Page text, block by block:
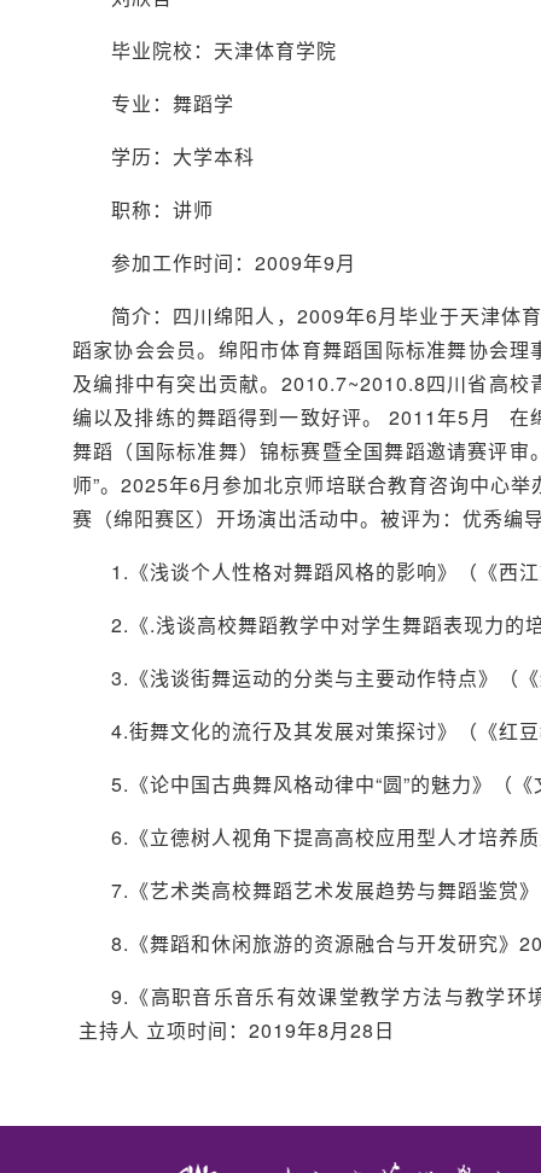
毕业院校：天津体育学院
专业：舞蹈学
学历：大学本科
职称：讲师
参加工作时间：2009年9月
简介：四川绵阳人，2009年6月毕业于天津体
蹈家协会会员。绵阳市体育舞蹈国际标准舞协会
及编排中有突出贡献。2010.7~2010.8四川省高
编以及排练的舞蹈得到一致好评。 2011年5月 在
舞蹈（国际标准舞）锦标赛暨全国舞蹈邀请赛评
师”。2025年6月参加北京师培联合教育咨询中心
赛（绵阳赛区）开场演出活动中。被评为：优秀编
1.《浅谈个人性格对舞蹈风格的影响》（《西
2.《.浅谈高校舞蹈教学中对学生舞蹈表现力的
3.《浅谈街舞运动的分类与主要动作特点》（
4.街舞文化的流行及其发展对策探讨》（《红
5.《论中国古典舞风格动律中“圆”的魅力》（
6.《立德树人视角下提高高校应用型人才培养
7.《艺术类高校舞蹈艺术发展趋势与舞蹈鉴赏
8.《舞蹈和休闲旅游的资源融合与开发研究》
9.《高职音乐音乐有效课堂教学方法与教学
主持人 立项时间：2019年8月28日